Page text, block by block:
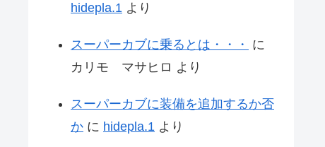
hidepla.1 より
スーパーカブに乗るとは・・・
に
カリモ マサヒロ より
スーパーカブに装備を追加するか否
か に hidepla.1 より